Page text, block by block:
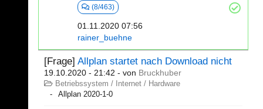
(8/463)
01.11.2020 07:56
rainer_buehne
[Frage] Allplan startet nach Download nicht
19.10.2020 - 21:42 - von Bruckhuber
Betriebssystem / Internet / Hardware
Allplan 2020-1-0